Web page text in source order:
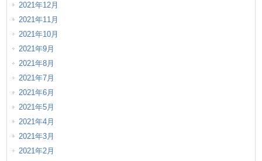
2021年12月
2021年11月
2021年10月
2021年9月
2021年8月
2021年7月
2021年6月
2021年5月
2021年4月
2021年3月
2021年2月